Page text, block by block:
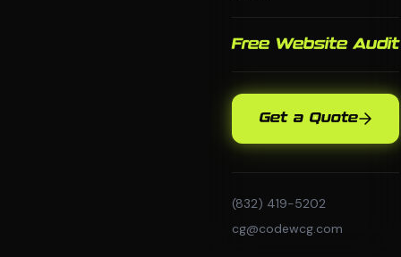
Free Website Audit
Get a Quote
(832) 419-5202
cg@codewcg.com